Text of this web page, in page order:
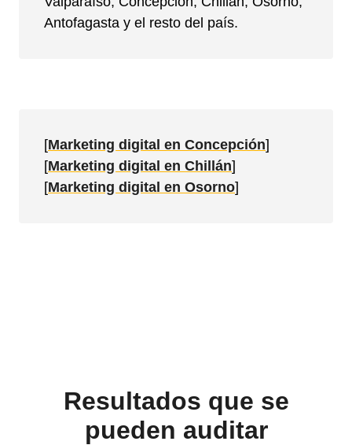
Antofagasta y el resto del país.
[Marketing digital en Concepción]
[Marketing digital en Chillán]
[Marketing digital en Osorno]
Resultados que se
pueden auditar